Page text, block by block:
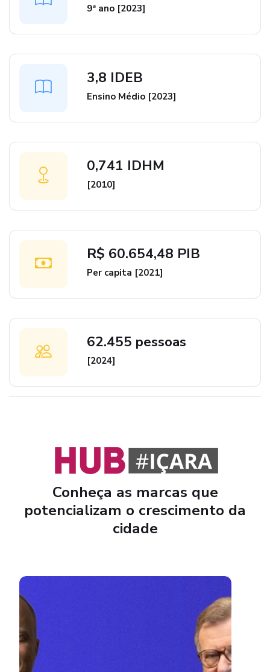
9ª ano [2023]
3,8 IDEB
Ensino Médio [2023]
0,741 IDHM
[2010]
R$ 60.654,48 PIB
Per capita [2021]
62.455 pessoas
[2024]
Conheça as marcas que
potencializam o crescimento da
cidade